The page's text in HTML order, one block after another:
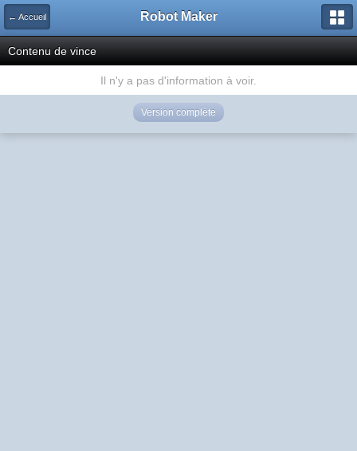
← Accueil Robot Maker
Contenu de vince
Il n'y a pas d'information à voir.
Version complète